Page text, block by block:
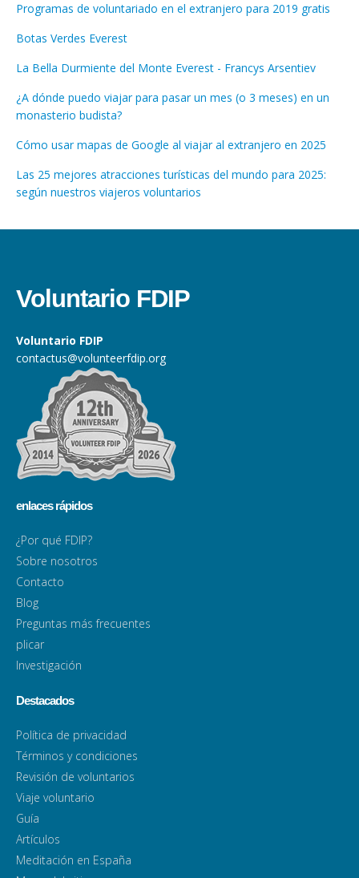
Programas de voluntariado en el extranjero para 2019 gratis
Botas Verdes Everest
La Bella Durmiente del Monte Everest - Francys Arsentiev
¿A dónde puedo viajar para pasar un mes (o 3 meses) en un
monasterio budista?
Cómo usar mapas de Google al viajar al extranjero en 2025
Las 25 mejores atracciones turísticas del mundo para 2025:
según nuestros viajeros voluntarios
Voluntario FDIP
Voluntario FDIP
contactus@volunteerfdip.org
enlaces rápidos
¿Por qué FDIP?
Sobre nosotros
Contacto
Blog
Preguntas más frecuentes
plicar
Investigación
Destacados
Política de privacidad
Términos y condiciones
Revisión de voluntarios
Viaje voluntario
Guía
Artículos
Meditación en España